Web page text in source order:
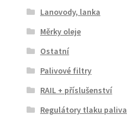
Lanovody, lanka
Měrky oleje
Ostatní
Palivové filtry
RAIL + příslušenství
Regulátory tlaku paliva